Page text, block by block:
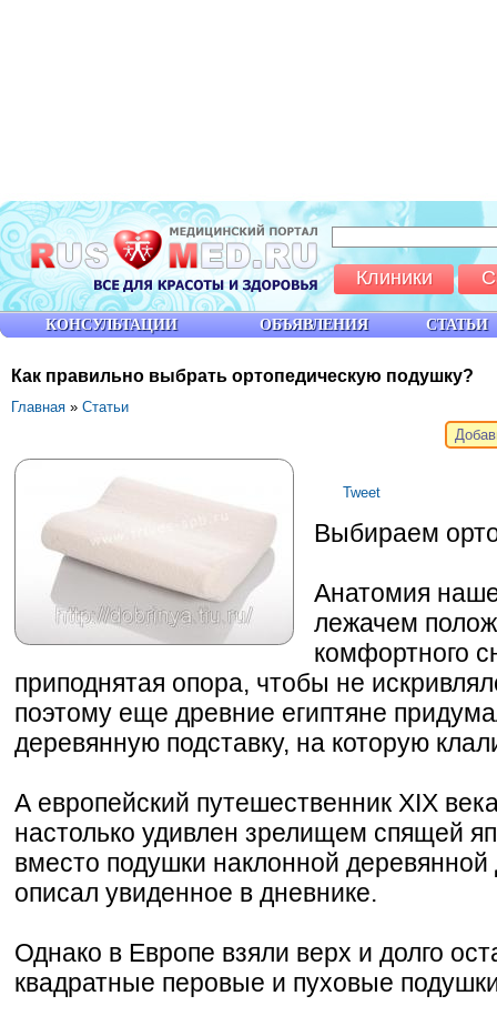
Как правильно выбрать ортопедическую подушку?
Главная » Статьи
Tweet
Выбираем
Анатомия
лежачем
комфортного
приподнятая опора, чтобы не
поэтому еще древние египтяне
деревянную подставку, на которую
А европейский путешественник XIX
настолько удивлен зрелищем спящей
вместо подушки наклонной
описал увиденное в дневнике.
Однако в Европе взяли верх и долго
квадратные перовые и пуховые
КОНСУЛЬТАЦИИ ОБЪЯВЛЕНИЯ СТАТЬИ
Клиники